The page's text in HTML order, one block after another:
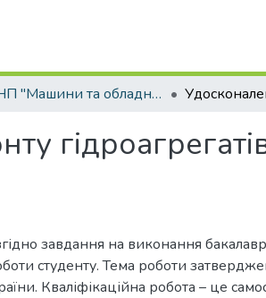
ОНП "Машини та обладнання сільськогосподарського виробництва"
завдання на виконання
студенту. Тема роботи
Кваліфікаційна робота – це